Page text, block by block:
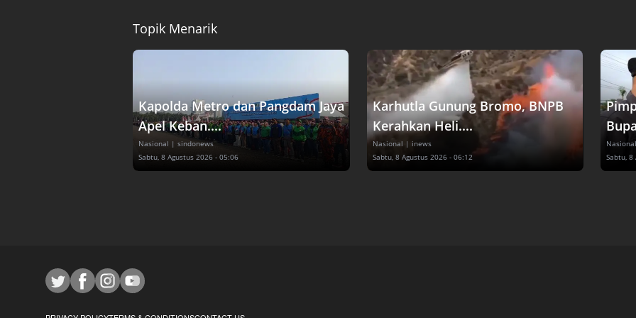
Topik Menarik
Kapolda Metro dan Pangdam Jaya
Apel Keban....
Nasional | sindonews
Sabtu, 8 Agustus 2026 - 05:06
Karhutla Gunung Bromo, BNPB
Kerahkan Heli....
Nasional | inews
Sabtu, 8 Agustus 2026 - 06:12
Nasional
Sabtu, 8